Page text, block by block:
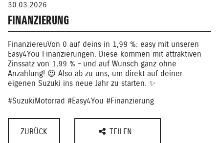
30.03.2026
FINANZIERUNG
FinanziereuVon 0 auf deins in 1,99 %: easy mit unseren
Easy4You Finanzierungen. Diese kommen mit attraktiven
Zinssatz von 1,99 % – und auf Wunsch ganz ohne
Anzahlung! 😍 Also ab zu uns, um direkt auf deiner
eigenen Suzuki ins neue Jahr zu starten. ✨
#SuzukiMotorrad #Easy4You #Finanzierung
ZURÜCK TEILEN